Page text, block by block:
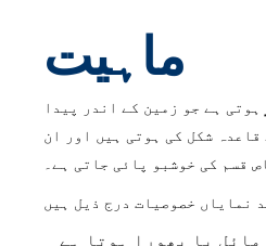
ماہیت
ہوتی ہے جو زمین کے اندر پیدا
قاعدہ شکل کی ہوتی ہیں اور ان
قسم کی خوشبو پائی جاتی ہے۔
مائل یا بھورا ہوتا ہے